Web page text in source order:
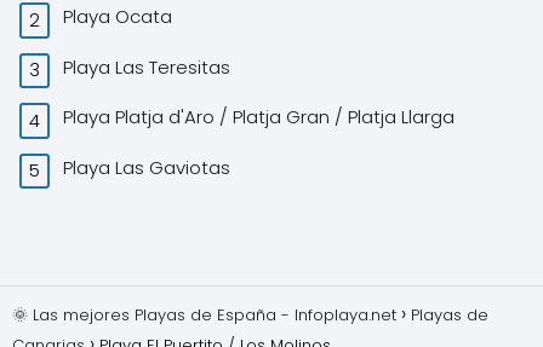
Playa Ocata
Playa Las Teresitas
Playa Platja d'Aro / Platja Gran / Platja Llarga
Playa Las Gaviotas
🌞 Las mejores Playas de España - Infoplaya.net
Playas de